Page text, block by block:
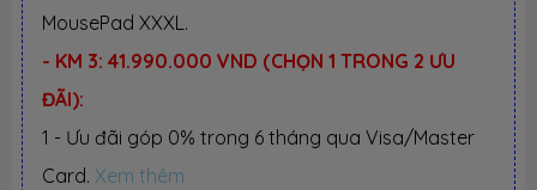
MousePad XXXL.
- KM 3: 41.990.000 VND (CHỌN 1 TRONG 2 ƯU
ĐÃI):
1 - Ưu đãi góp 0% trong 6 tháng qua Visa/Master
Card. Xem thêm